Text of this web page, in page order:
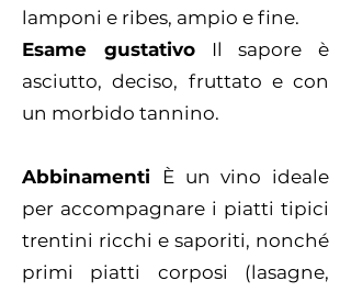
lamponi e ribes, ampio e fine.
Esame gustativoIl sapore è
asciutto, deciso, fruttato e con
un morbido tannino.
Abbinamenti
È un vino ideale
per accompagnare i piatti tipici
trentini ricchi e saporiti, nonché
primi piatti corposi (lasagne,